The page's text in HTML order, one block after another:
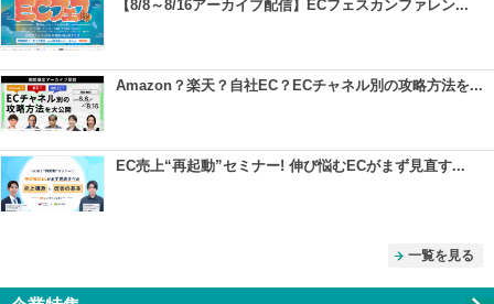
【8/8～8/16アーカイブ配信】ECフェスカンファレン...
Amazon？楽天？自社EC？ECチャネル別の攻略方法を...
EC売上“再起動”セミナー! 伸び悩むECがまず見直す...
一覧を見る